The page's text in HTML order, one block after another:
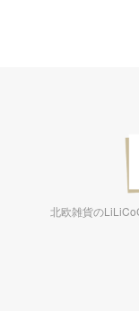
北欧雑貨の